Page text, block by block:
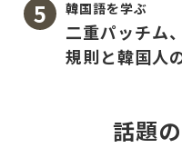
韓国語を学ぶ
二重パッチム
規則と韓国人
話題